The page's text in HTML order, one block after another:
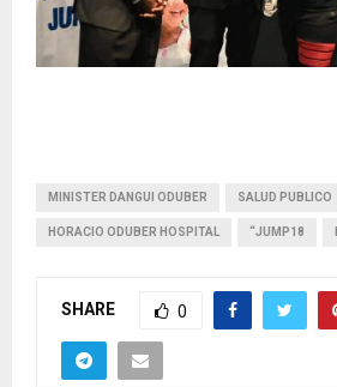
MINISTER DANGUI ODUBER SALUD PUBLICO
HORACIO ODUBER HOSPITAL “JUMP18
SHARE 0